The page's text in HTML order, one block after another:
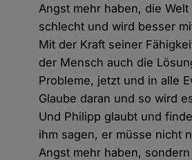
Angst mehr haben, die
schlecht und wird besser
Mit der Kraft seiner
der Mensch auch die
Probleme, jetzt und in alle
Glaube daran und so wird
Und Philipp glaubt und
ihm sagen, er müsse nicht
Angst mehr haben,